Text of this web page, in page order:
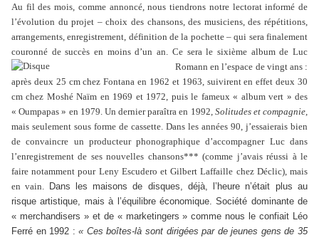
Au fil des mois, comme annoncé, nous tiendrons notre lectorat informé de
l’évolution du projet – choix des chansons, des musiciens, des répétitions,
arrangements, enregistrement, définition de la pochette – qui sera finalement
couronné de succès en moins d’un an. Ce sera le sixième album de Luc
Romann en l’espace de vingt ans :
après deux 25 cm chez Fontana en 1962 et 1963, suivirent en effet deux 30
cm chez Moshé Naïm en 1969 et 1972, puis le fameux « album vert » des
« Oumpapas » en 1979. Un dernier paraîtra en 1992, Solitudes et compagnie,
mais seulement sous forme de cassette. Dans les années 90, j’essaierais bien
de convaincre un producteur phonographique d’accompagner Luc dans
l’enregistrement de ses nouvelles chansons*** (comme j’avais réussi à le
faire notamment pour Leny Escudero et Gilbert Laffaille chez Déclic), mais
en vain. Dans les maisons de disques, déjà, l’heure n’était plus au
risque artistique, mais à l’équilibre économique. Société dominante de
« merchandisers » et de « marketingers » comme nous le confiait Léo
Ferré en 1992 : « Ces boîtes-là sont dirigées par de jeunes gens de 35